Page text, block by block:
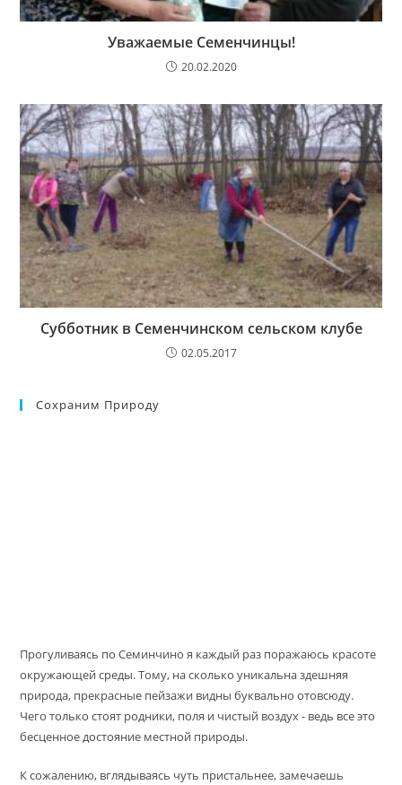
Уважаемые Семенчинцы!
20.02.2020
Субботник в Семенчинском сельском клубе
02.05.2017
Сохраним Природу
Прогуливаясь по Семинчино я каждый раз поражаюсь красоте
окружающей среды. Тому, на сколько уникальна здешняя
природа, прекрасные пейзажи видны буквально отовсюду.
Чего только стоят родники, поля и чистый воздух - ведь все это
бесценное достояние местной природы.
К сожалению, вглядываясь чуть пристальнее, замечаешь